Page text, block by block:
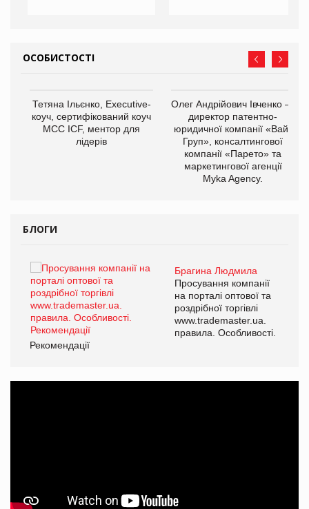
ОСОБИСТОСТІ
Тетяна Ільєнко, Executive-
коуч, сертифікований коуч
МСС ICF, ментор для
лідерів
Олег Андрійович Івченко —
директор патентно-
юридичної компанії «Вайз
Груп», консалтингової
компанії «Парето» та
маркетингової агенції
Myka Agency.
БЛОГИ
Брагина Людмила
Просування компанії
на порталі оптової та
роздрібної торгівлі
www.trademaster.ua.
правила. Особливості.
Рекомендації